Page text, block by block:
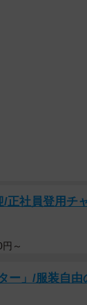
正社員登用チ
～
ー」/服装自